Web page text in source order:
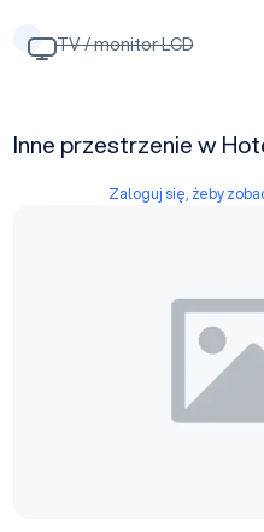
TV / monitor LCD
Inne przestrzenie w
Zaloguj się, żeby